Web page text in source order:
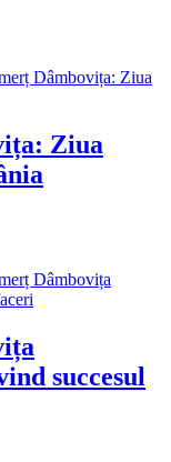
Ziua
succesul